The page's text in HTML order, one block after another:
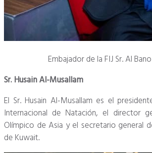
Embajador de la FIJ Sr. Al
Sr. Husain Al-Musallam
El Sr. Husain Al-Musallam es el
Internacional de Natación, el director
Olímpico de Asia y el secretario general
de Kuwait.